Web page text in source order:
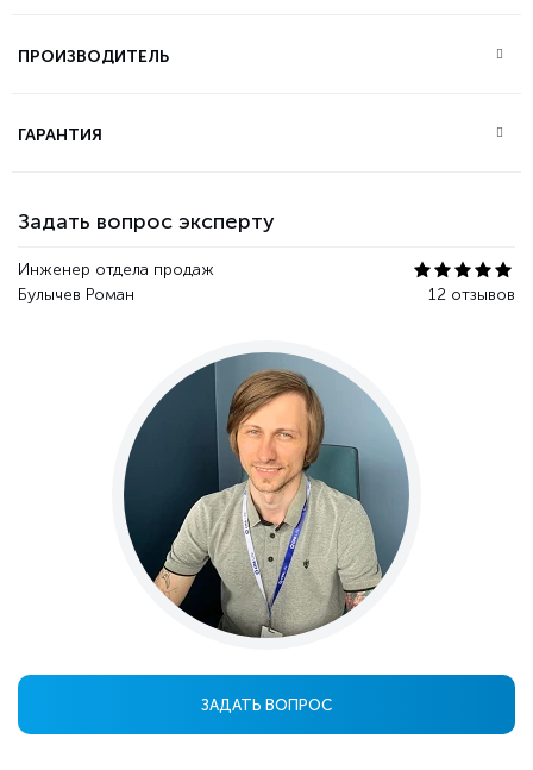
Задать вопрос эксперту
Инженер отдела продаж
Булычев Роман
12 отзывов
ЗАДАТЬ ВОПРОС
ПРОИЗВОДИТЕЛЬ
ГАРАНТИЯ